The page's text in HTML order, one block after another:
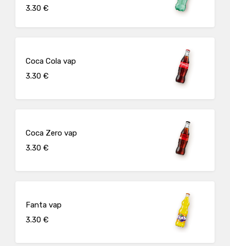
3.30 €
Coca Cola vap
3.30 €
Coca Zero vap
3.30 €
Fanta vap
3.30 €